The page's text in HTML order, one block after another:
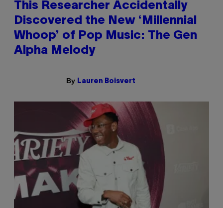
This Researcher Accidentally
Discovered the New ‘Millennial
Whoop’ of Pop Music: The Gen
Alpha Melody
By Lauren Boisvert